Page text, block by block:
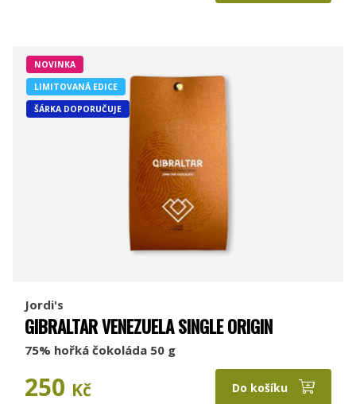
NOVINKA
LIMITOVANÁ EDICE
ŠÁRKA DOPORUČUJE
Jordi's
GIBRALTAR VENEZUELA SINGLE ORIGIN
75% hořká čokoláda 50 g
250 Kč Do košíku